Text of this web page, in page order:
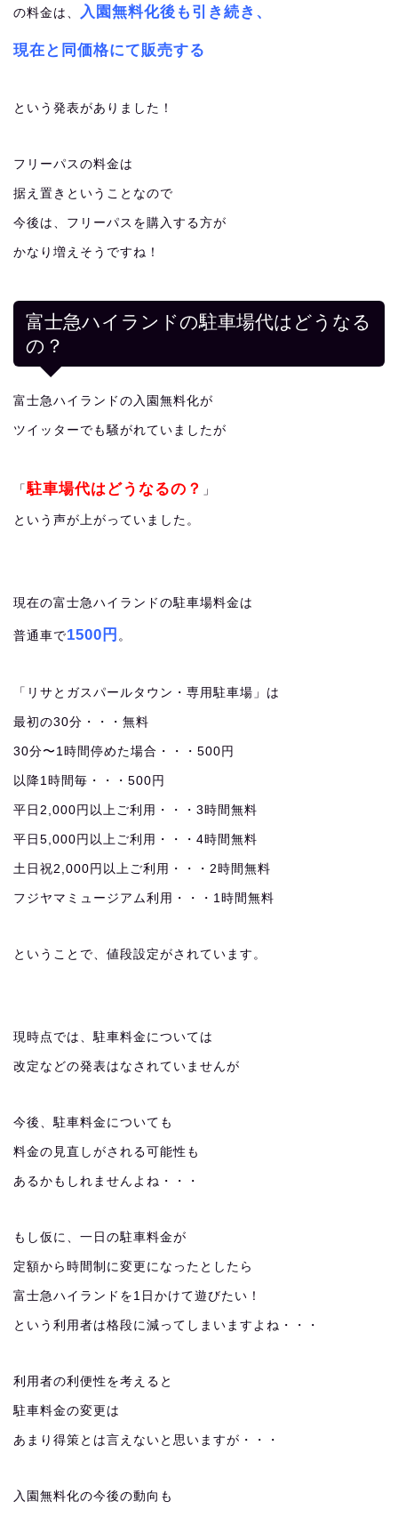
の料金は、 入園無料化後も引き続き、
現在と同価格にて販売する
という発表がありました！
フリーパスの料金は
据え置きということなので
今後は、フリーパスを購入する方が
かなり増えそうですね！
富士急ハイランドの駐車場代はどうなる
の？
富士急ハイランドの入園無料化が
ツイッターでも騒がれていましたが
「駐車場代はどうなるの？ 」
という声が上がっていました。
現在の富士急ハイランドの駐車場料金は
普通車で1500円 。
「リサとガスパールタウン・専用駐車場」は
最初の30分・・・無料
30分〜1時間停めた場合・・・500円
以降1時間毎・・・500円
平日2,000円以上ご利用・・・3時間無料
平日5,000円以上ご利用・・・4時間無料
土日祝2,000円以上ご利用・・・2時間無料
フジヤマミュージアム利用・・・1時間無料
ということで、値段設定がされています。
現時点では、駐車料金については
改定などの発表はなされていませんが
今後、駐車料金についても
料金の見直しがされる可能性も
あるかもしれませんよね・・・
もし仮に、一日の駐車料金が
定額から時間制に変更になったとしたら
富士急ハイランドを1日かけて遊びたい！
という利用者は格段に減ってしまいますよね・・・
利用者の利便性を考えると
駐車料金の変更は
あまり得策とは言えないと思いますが・・・
入園無料化の今後の動向も